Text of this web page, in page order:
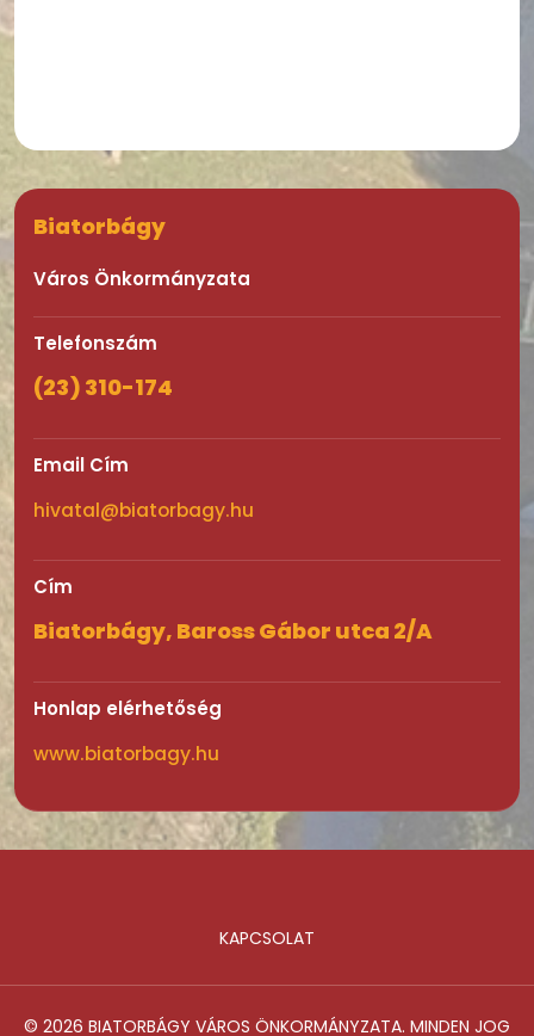
Biatorbágy
Város Önkormányzata
Telefonszám
(23) 310-174
Email Cím
hivatal@biatorbagy.hu
Cím
Biatorbágy, Baross Gábor utca 2/A
Honlap elérhetőség
www.biatorbagy.hu
KAPCSOLAT
© 2026 BIATORBÁGY VÁROS ÖNKORMÁNYZATA. MINDEN JOG